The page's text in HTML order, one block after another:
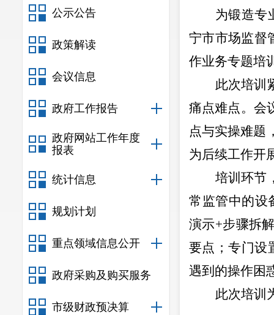
公示公告
政策解读
会议信息
政府工作报告
政府网站工作年度
报表
统计信息
规划计划
重点领域信息公开
政府采购及购买服务
市级财政预决算
为锻造专
宁市市场监督
作业务专题培
此次培训
痛点难点。会
点与实操难题
为后续工作开
培训环节
常监管中的设
演示+步骤拆
要点；专门设
遇到的操作困
此次培训